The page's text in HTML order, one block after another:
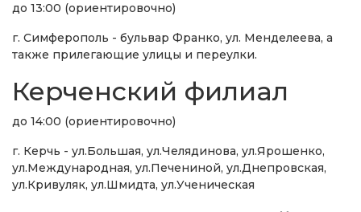
до 13:00 (ориентировочно)
г. Симферополь - бульвар Франко, ул. Менделеева, а
также прилегающие улицы и переулки.
Керченский филиал
до 14:00 (ориентировочно)
г. Керчь - ул.Большая, ул.Челядинова, ул.Ярошенко,
ул.Международная, ул.Печениной, ул.Днепровская,
ул.Кривуляк, ул.Шмидта, ул.Ученическая